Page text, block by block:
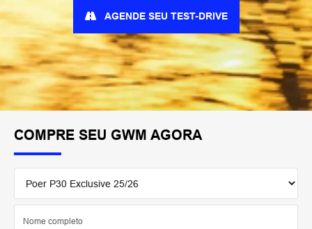
COMPRE SEU GWM AGORA
AGENDE SEU TEST-DRIVE